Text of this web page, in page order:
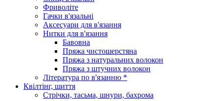
Фриволіте
Гачки в'язальні
Аксесуари для в'язання
Нитки для в'язання
Бавовна
Пряжа чистошерстяна
Пряжа з натуральних волокон
Пряжа з штучних волокон
Література по в'язанню *
Квілтінг, шиття
Стрічки, тасьма, шнури, бахрома